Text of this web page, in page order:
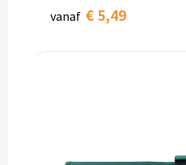
vanaf € 5,49